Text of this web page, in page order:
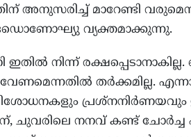
മാറേണ്ടി വരുമെന്ന്
ഒഡൊണോഘ്യു വ്യക്തമാക്കുന്നു.
നിന്ന്
തർക്കമില്ല.
ചുവരിലെ നനവ് കണ്ട് ചോർച്ച